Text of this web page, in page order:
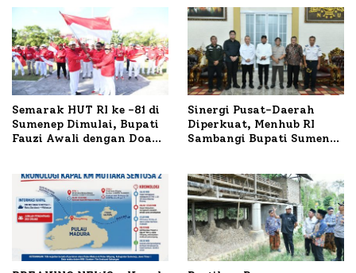
Semarak HUT RI ke -81 di
Sumenep Dimulai, Bupati
Fauzi Awali dengan Doa
Sinergi Pusat-Daerah
Diperkuat, Menhub RI
Sambangi Bupati Sumenep